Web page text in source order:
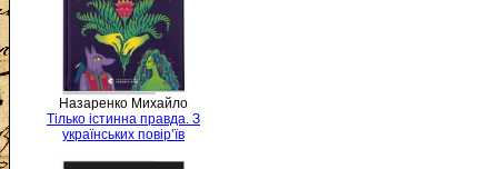
Назаренко Михайло
Тілько істинна правда. З
українських повір’їв